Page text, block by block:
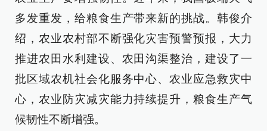
多发重发，给粮食生产带来新的挑战。韩俊介
绍，农业农村部不断强化灾害预警预报，大力
推进农田水利建设、农田沟渠整治，建设了一
批区域农机社会化服务中心、农业应急救灾中
心，农业防灾减灾能力持续提升，粮食生产气
候韧性不断增强。